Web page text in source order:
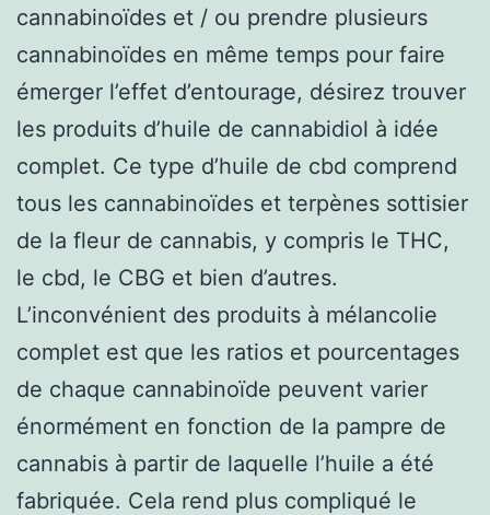
cannabinoïdes et / ou prendre plusieurs
cannabinoïdes en même temps pour faire
émerger l’effet d’entourage, désirez trouver
les produits d’huile de cannabidiol à idée
complet. Ce type d’huile de cbd comprend
tous les cannabinoïdes et terpènes sottisier
de la fleur de cannabis, y compris le THC,
le cbd, le CBG et bien d’autres.
L’inconvénient des produits à mélancolie
complet est que les ratios et pourcentages
de chaque cannabinoïde peuvent varier
énormément en fonction de la pampre de
cannabis à partir de laquelle l’huile a été
fabriquée. Cela rend plus compliqué le